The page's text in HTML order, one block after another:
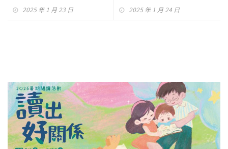
2025 年 1 月 23 日 2025 年 1 月 24 日